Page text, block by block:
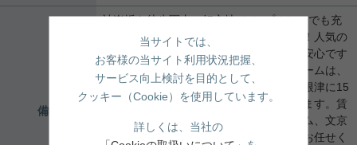
備考
神楽坂も徒歩圏内の好立地♪シンプルに、でも充
実した暮らしをしたい方はここで決まり！人気の
旭化成ヘーベルメゾンは万が一のときも安心です
♪２面採光の角部屋です♪★★実用春日ホームは、
文京区の後楽園・春日・茗荷谷・白山・根津に15
店舗を出店し、地元密着で営業しております。賃
貸管理・賃貸仲介・売買仲介・リフォーム、文京
区の不動産・マンションに関するものはお任せく
当サイトでは、
お客様の当サイト利用状況把握、
サービス向上検討を目的として、
クッキー（Cookie）を使用しています。
詳しくは、当社の